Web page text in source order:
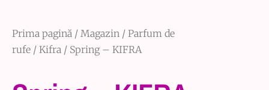
Prima pagină / Magazin / Parfum de
rufe / Kifra / Spring – KIFRA